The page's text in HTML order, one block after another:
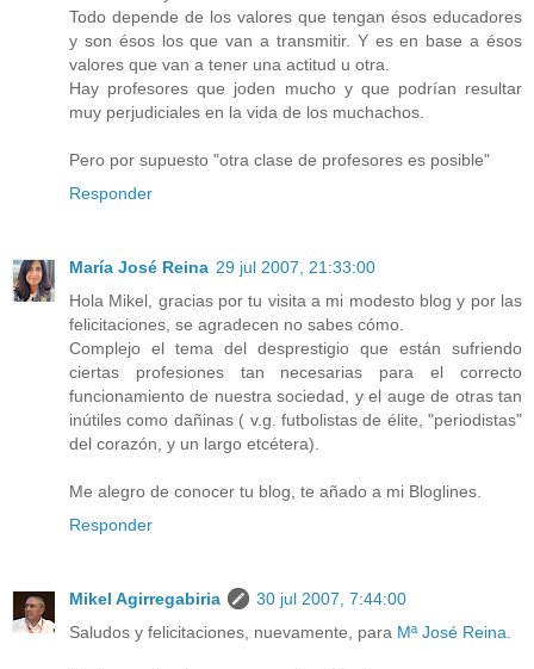
Todo depende de los valores que tengan ésos educadores
y son ésos los que van a transmitir. Y es en base a ésos
valores que van a tener una actitud u otra.
Hay profesores que joden mucho y que podrían resultar
muy perjudiciales en la vida de los muchachos.
Pero por supuesto "otra clase de profesores es posible"
Responder
María José Reina 29 jul 2007, 21:33:00
Hola Mikel, gracias por tu visita a mi modesto blog y por las
felicitaciones, se agradecen no sabes cómo.
Complejo el tema del desprestigio que están sufriendo
ciertas profesiones tan necesarias para el correcto
funcionamiento de nuestra sociedad, y el auge de otras tan
inútiles como dañinas ( v.g. futbolistas de élite, "periodistas"
del corazón, y un largo etcétera).
Me alegro de conocer tu blog, te añado a mi Bloglines.
Responder
Mikel Agirregabiria
30 jul 2007, 7:44:00
Saludos y felicitaciones, nuevamente, para Mª José Reina